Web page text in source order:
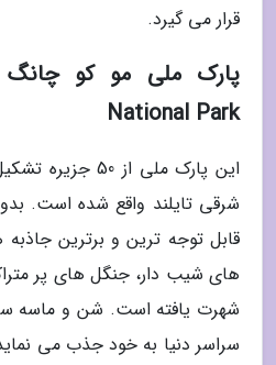
قرار می گیرد.
National Park
این پارک ملی از
شرقی تایلند واقع شده است.
قابل توجه ترین و برترین
های شیب دار، جنگل های پر
شهرت یافته است. شن و ماسه
سراسر دنیا به خود جذب می